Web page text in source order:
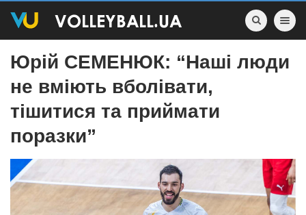
Toggle
Юрій СЕМЕНЮК: “Наші люди
не вміють вболівати,
тішитися та приймати
поразки”